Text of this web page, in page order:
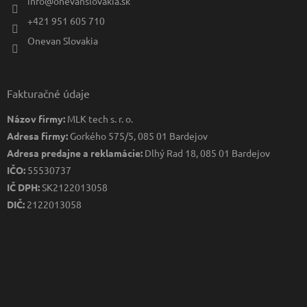
+421 951 605 710
Onevan Slovakia
Fakturačné údaje
Názov firmy: MLK tech s. r. o.
Adresa firmy: Gorkého 575/5, 085 01 Bardejov
Adresa predajne a reklamácie: Dlhý Rad 18, 085 01 Bardejov
IČO: 55530737
IČ DPH:SK2122013058
DIČ: 2122013058